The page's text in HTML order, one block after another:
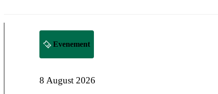
Evenement
8 August 2026